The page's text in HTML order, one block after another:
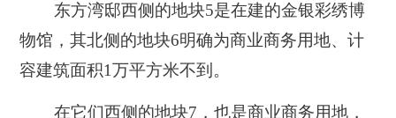
东方湾邸西侧的地块5是在建的金银彩绣博
物馆，其北侧的地块6明确为商业商务用地、计
容建筑面积1万平方米不到。
在它们西侧的地块7 ，也是商业商务用地，